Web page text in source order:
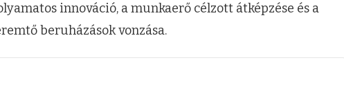
innováció, a munkaerő célzott átképzése és a
beruházások vonzása.